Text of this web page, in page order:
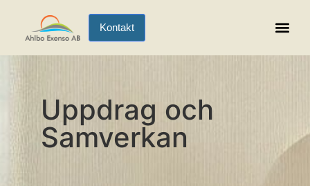
Kontakt
Uppdrag och
Samverkan